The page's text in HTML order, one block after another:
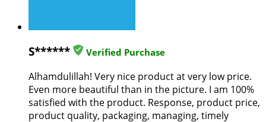
S****** Verified Purchase
Alhamdulillah! Very nice product at very low price.
Even more beautiful than in the picture. I am 100%
satisfied with the product. Response, product price,
product quality, packaging, managing, timely